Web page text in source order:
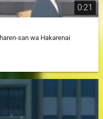
0:21
san wa Hakarenai